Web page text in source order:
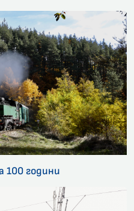
100 години